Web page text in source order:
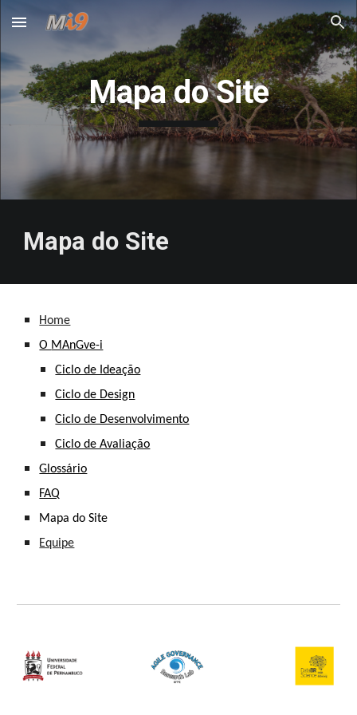
Skip to main content Skip to navigation
Mapa do Site
Mapa do Site
Home
O MAnGve-i
Ciclo de Ideação
Ciclo de Design
Ciclo de Desenvolvimento
Ciclo de Avaliação
Glossário
FAQ
Mapa do Site
Equipe